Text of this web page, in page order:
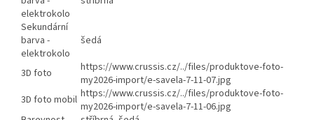
elektrokolo
Sekundární
barva -
elektrokolo
šedá
3D foto
https://www.crussis.cz/../files/produktove-foto-
my2026-import/e-savela-7-11-07.jpg
3D foto mobil https://www.crussis.cz/../files/produktove-foto-
my2026-import/e-savela-7-11-06.jpg